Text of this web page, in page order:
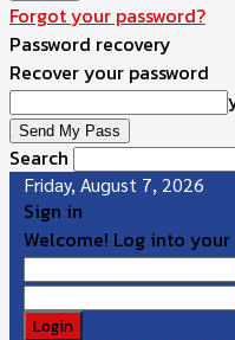
Forgot your password?
Password recovery
Recover your password
Search
Friday, August 7, 2026
Sign in
Welcome! Log into